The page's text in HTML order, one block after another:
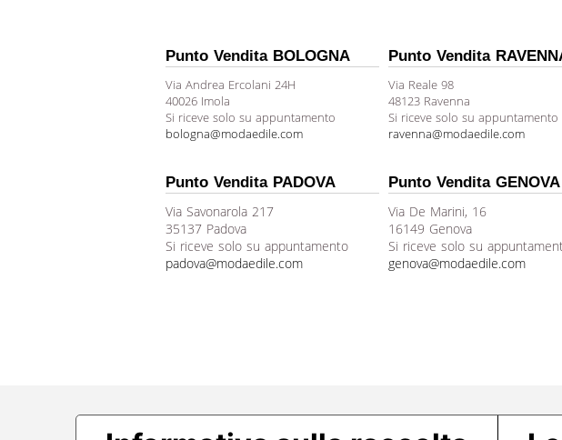
Punto Vendita BOLOGNA
Via Andrea Ercolani 24H
40026 Imola
Si riceve solo su appuntamento
bologna@modaedile.com
Punto Vendita
Via Reale 98
48123 Ravenna
Si riceve solo su appuntamento
ravenna@modaedile.com
Punto Vendita PADOVA
Via Savonarola 217
35137 Padova
Si riceve solo su appuntamento
padova@modaedile.com
Punto Vendita GENOVA
Via De Marini, 16
16149 Genova
Si riceve solo su
genova@modaedile.com